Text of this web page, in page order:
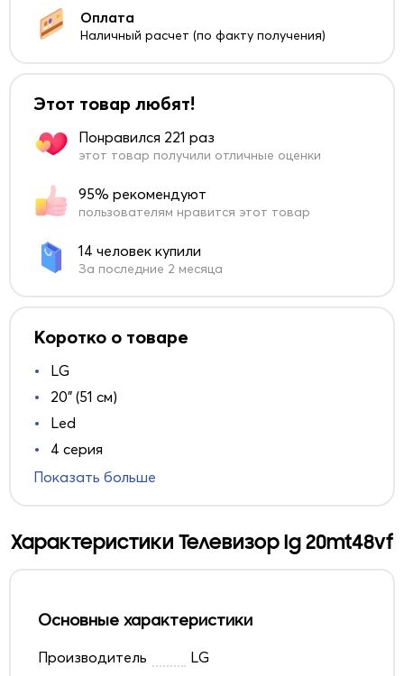
Оплата
Наличный расчет (по факту получения)
Этот товар любят!
Понравился 221 раз
этот товар получили отличные оценки
95% рекомендуют
пользователям нравится этот товар
14 человек купили
За последние 2 месяца
Коротко о товаре
LG
20" (51 см)
Led
4 серия
Показать больше
Характеристики Телевизор lg 20mt48vf
Основные характеристики
Производитель LG